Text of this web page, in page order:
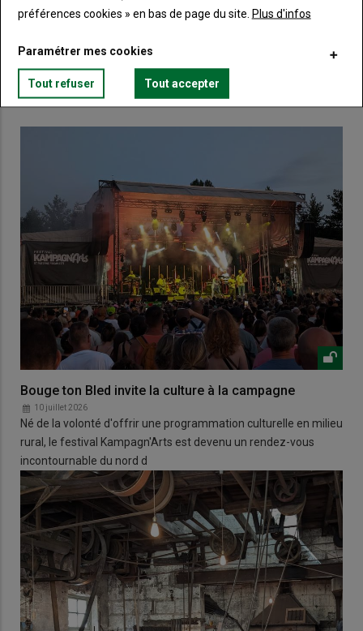
Lien Créez un compte
VOUS AIMEREZ AUSSI
Bouge ton Bled invite la culture à la campagne
10 juillet 2026
Né de la volonté d'offrir une programmation culturelle en milieu
rural, le festival Kampagn'Arts est devenu un rendez-vous
incontournable du nord d
préférences cookies » en bas de page du site. Plus d'infos
Paramétrer mes cookies
Tout refuser Tout accepter